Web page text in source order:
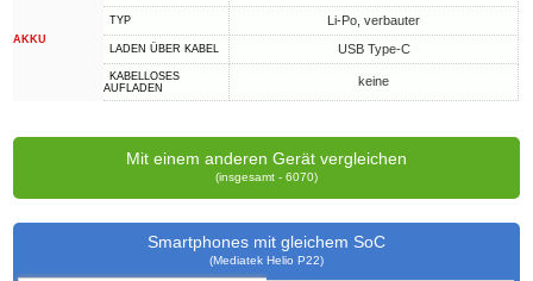
AKKU
TYP Li-Po, verbauter
LADEN ÜBER KABEL USB Type-C
KABELLOSES
AUFLADEN
keine
Mit einem anderen Gerät vergleichen
(insgesamt - 6070)
Smartphones mit gleichem SoC
(Mediatek Helio P22)